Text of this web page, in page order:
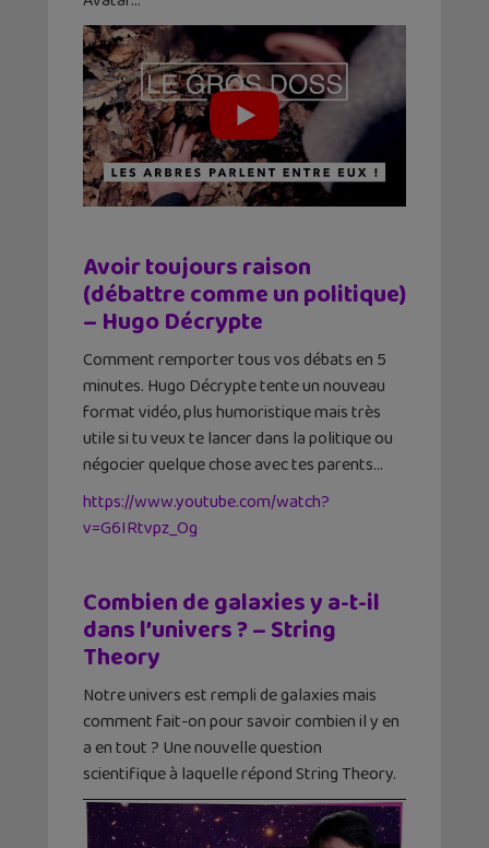
Avoir toujours raison
(débattre comme un politique)
– Hugo Décrypte
Comment remporter tous vos débats en 5
minutes. Hugo Décrypte tente un nouveau
format vidéo, plus humoristique mais très
utile si tu veux te lancer dans la politique ou
négocier quelque chose avec tes parents…
https://www.youtube.com/watch?
v=G6IRtvpz_Og
Combien de galaxies y a-t-il
dans l’univers ? – String
Theory
Notre univers est rempli de galaxies mais
comment fait-on pour savoir combien il y en
a en tout ? Une nouvelle question
scientifique à laquelle répond String Theory.